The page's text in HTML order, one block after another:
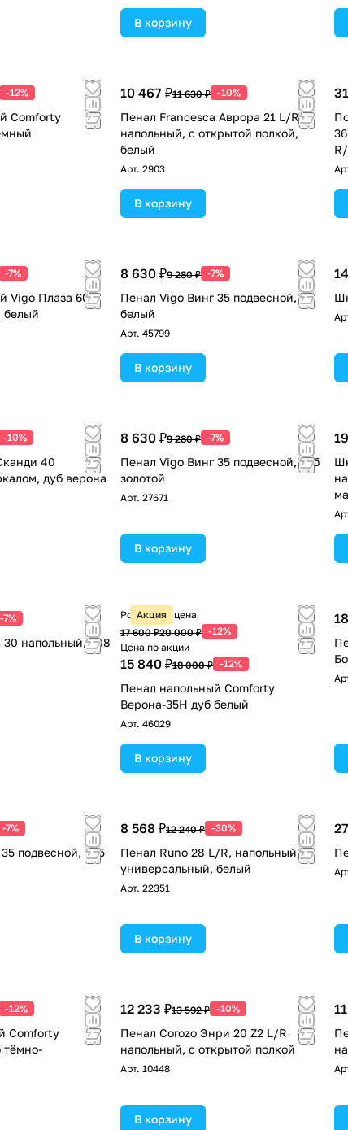
В корзину
-12%
Comforty
10 467 ₽11 630 ₽ -10%
Пенал Francesca Аврора 21 L/R
напольный, с открытой полкой,
белый
Арт. 2903
В корзину
-7%
Vigo Плаза 60
белый
8 630 ₽9 280 ₽ -7%
Пенал Vigo Винг 35 подвесной,
белый
Арт. 45799
В корзину
-10%
40
дуб верона
8 630 ₽9 280 ₽ -7%
Пенал Vigo Винг 35 подвесной, дуб
золотой
Арт. 27671
В корзину
-7%
напольный, 348
Акция
Розничная цена
17 600 ₽20 000 ₽ -12%
Цена по акции
15 840 ₽18 000 ₽ -12%
Пенал напольный Comforty
Верона-35Н дуб белый
Арт. 46029
В корзину
-7%
подвесной, 345
8 568 ₽12 240 ₽ -30%
Пенал Runo 28 L/R, напольный,
универсальный, белый
Арт. 22351
В корзину
-12%
Comforty
тёмно-
12 233 ₽13 592 ₽ -10%
Пенал Corozo Энри 20 Z2 L/R
напольный, с открытой полкой
Арт. 10448
В корзину